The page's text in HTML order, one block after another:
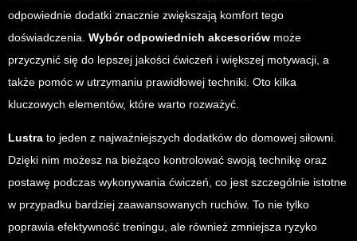
odpowiednie dodatki znacznie zwiększają komfort tego
doświadczenia. Wybór odpowiednich akcesoriów może
przyczynić się do lepszej jakości ćwiczeń i większej motywacji, a
także pomóc w utrzymaniu prawidłowej techniki. Oto kilka
kluczowych elementów, które warto rozważyć.
Lustra to jeden z najważniejszych dodatków do domowej siłowni.
Dzięki nim możesz na bieżąco kontrolować swoją technikę oraz
postawę podczas wykonywania ćwiczeń, co jest szczególnie istotne
w przypadku bardziej zaawansowanych ruchów. To nie tylko
poprawia efektywność treningu, ale również zmniejsza ryzyko